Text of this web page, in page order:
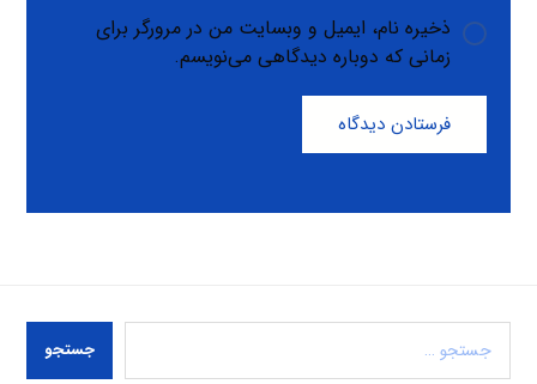
ذخیره نام، ایمیل و وبسایت من در مرورگر برای
زمانی که دوباره دیدگاهی می‌نویسم.
فرستادن دیدگاه
جستجو